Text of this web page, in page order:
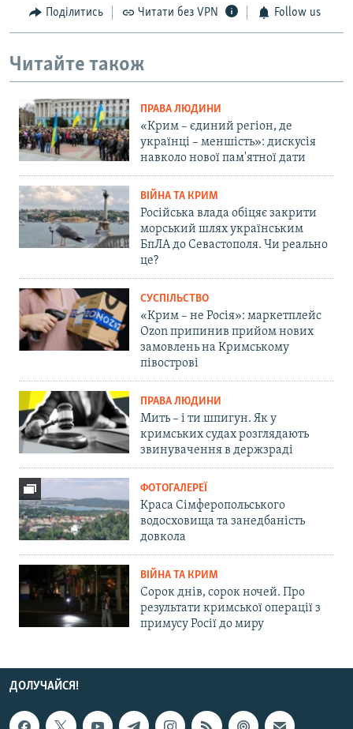
Поділитись Читати без VPN Follow us
Читайте також
ПРАВА ЛЮДИНИ
«Крим – єдиний регіон, де
українці – меншість»: дискусія
навколо нової пам'ятної дати
ВІЙНА ТА КРИМ
Російська влада обіцяє закрити
морський шлях українським
БпЛА до Севастополя. Чи реально
це?
СУСПІЛЬСТВО
«Крим – не Росія»: маркетплейс
Ozon припинив прийом нових
замовлень на Кримському
півострові
ПРАВА ЛЮДИНИ
Мить – і ти шпигун. Як у
кримських судах розглядають
звинувачення в держзраді
ФОТОГАЛЕРЕЇ
Краса Сімферопольського
водосховища та занедбаність
довкола
ВІЙНА ТА КРИМ
Сорок днів, сорок ночей. Про
результати кримської операції з
примусу Росії до миру
ДОЛУЧАЙСЯ!